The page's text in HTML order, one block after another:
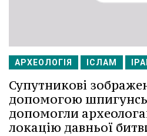
АРХЕОЛОГІЯ ІСЛАМ
Супутникові
допомогою
допомогли
локацію давньої